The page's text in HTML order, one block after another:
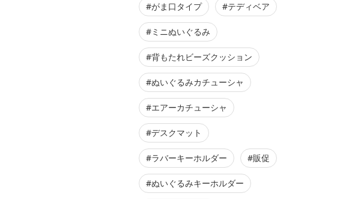
#がま口タイプ #テディベア
#ミニぬいぐるみ
#背もたれビーズクッション
#ぬいぐるみカチューシャ
#エアーカチューシャ
#デスクマット
#ラバーキーホルダー #販促
#ぬいぐるみキーホルダー